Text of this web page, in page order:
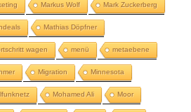
Markus Wolf Mark Zuckerberg
Mathias Döpfner
wagen menü metaebene
Migration Minnesota
Mohamed Ali Moor